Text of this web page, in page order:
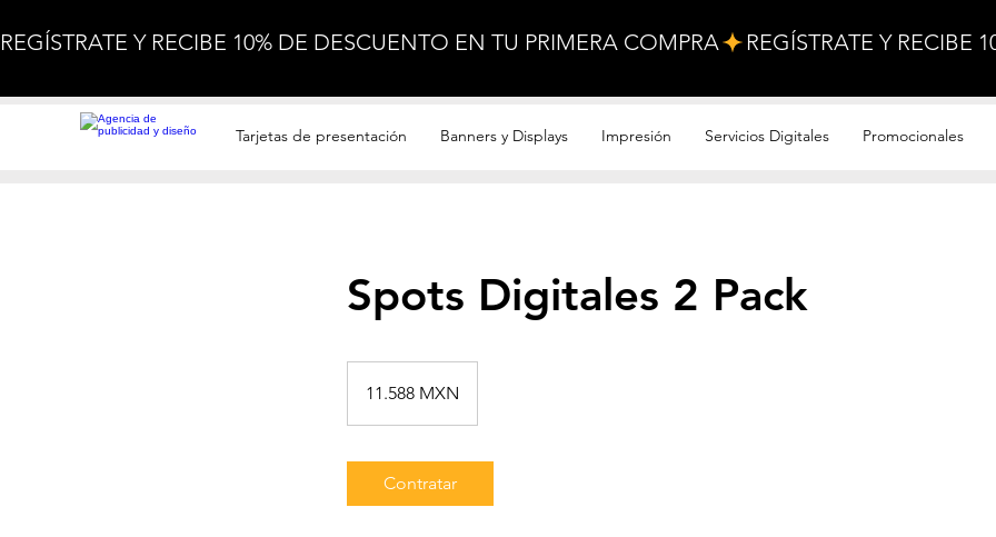
Impresión
REGÍSTRATE Y RECIBE 10% DE DESCUENTO EN TU PRIMERA COMPRA
Tarjetas de presentación Banners y Displays Impresión Servicios Digitales Promocionales
Spots Digitales 2 Pack
mexicanos
11.588 MXN
Contratar